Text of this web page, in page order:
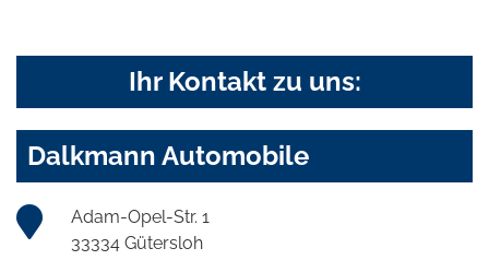
Ihr Kontakt zu uns:
Dalkmann Automobile
Adam-Opel-Str. 1
33334 Gütersloh